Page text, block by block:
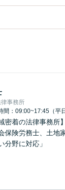
事務所
間：09:00~17:45（平日
密着の法律事務
保険労務士、土地
分野に対応」